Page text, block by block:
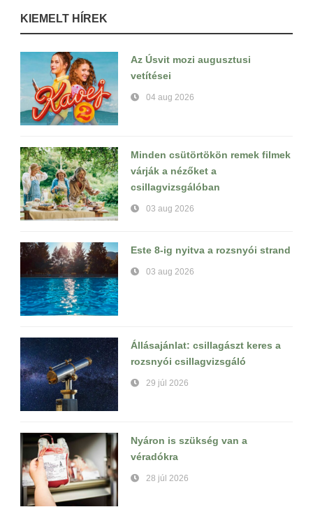
KIEMELT HÍREK
Az Úsvit mozi augusztusi
vetítései
04 aug 2026
Minden csütörtökön remek filmek
várják a nézőket a
csillagvizsgálóban
03 aug 2026
Este 8-ig nyitva a rozsnyói strand
03 aug 2026
Állásajánlat: csillagászt keres a
rozsnyói csillagvizsgáló
29 júl 2026
Nyáron is szükség van a
véradókra
28 júl 2026